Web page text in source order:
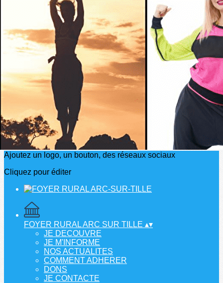
Exporter les lignes sélectionnées
Exporter toutes les colonnes
Exporter uniquement les colonnes affichées
Menu
Images de la page d'accueil
Cliquez pour éditer
Ajoutez un logo, un bouton, des réseaux sociaux
Cliquez pour éditer
FOYER RURAL ARC SUR TILLE ▴▾
JE DECOUVRE
JE M'INFORME
NOS ACTUALITES
COMMENT ADHERER
DONS
JE CONTACTE